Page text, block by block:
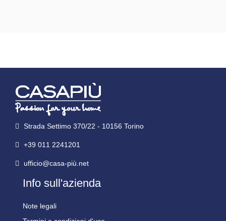
Strada Settimo 370/22 - 10156 Torino
+39 011 2241201
ufficio@casa-più.net
Info sull'azienda
Note legali